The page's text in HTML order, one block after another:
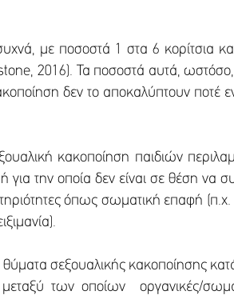
με ποσοστά 1 στα 6 κορίτσια
2016). Τα ποσοστά αυτά,
δεν το αποκαλύπτουν ποτέ
κακοποίηση παιδιών
την οποία δεν είναι σε θέση να
όπως σωματική επαφή (π.χ.
σεξουαλικής κακοποίησης
των οποίων οργανικές/